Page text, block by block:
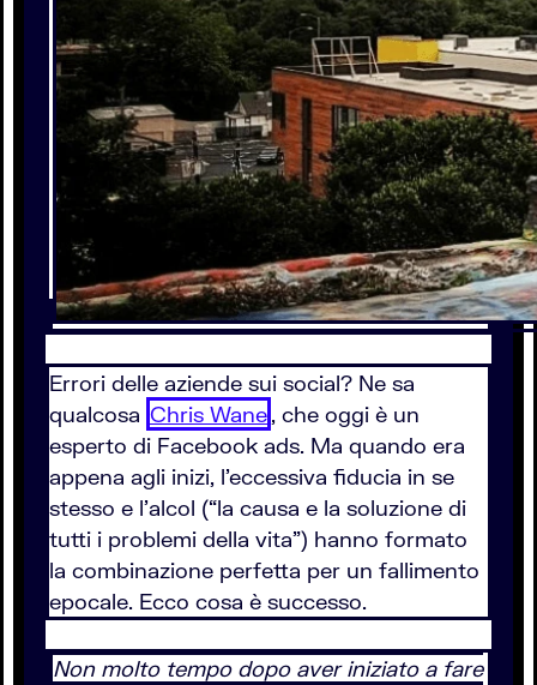
Errori delle aziende sui social? Ne sa
qualcosa Chris Wane, che oggi è un
esperto di Facebook ads. Ma quando era
appena agli inizi, l’eccessiva fiducia in se
stesso e l’alcol (“la causa e la soluzione di
tutti i problemi della vita”) hanno formato
la combinazione perfetta per un fallimento
epocale. Ecco cosa è successo.
Non molto tempo dopo aver iniziato a fare